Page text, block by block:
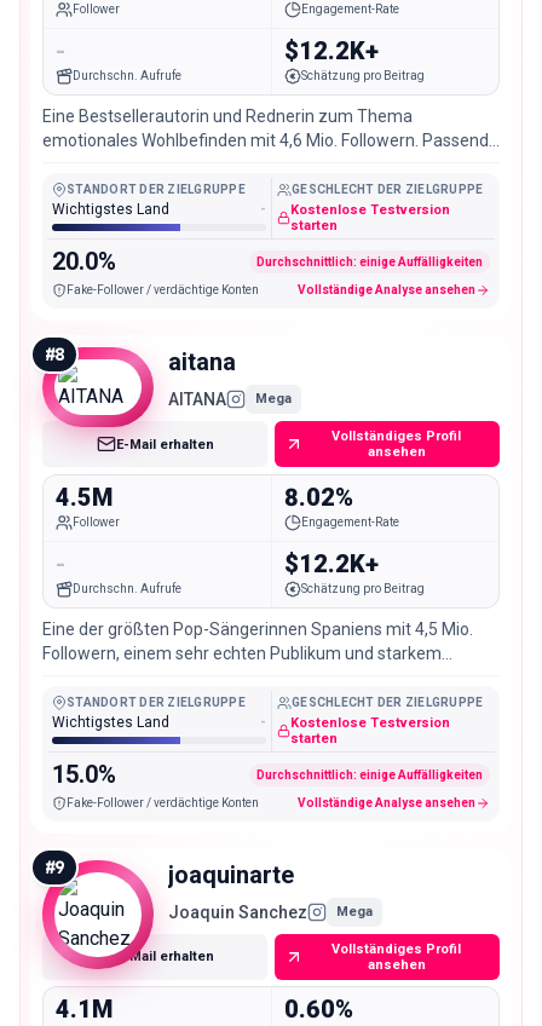
Follower Engagement-Rate
-
Durchschn. Aufrufe
$12.2K+
Schätzung pro Beitrag
Eine Bestsellerautorin und Rednerin zum Thema
emotionales Wohlbefinden mit 4,6 Mio. Followern. Passend
ruhigeren, weniger produktorientierten Publikum.
STANDORT DER ZIELGRUPPE
Wichtigstes Land -
GESCHLECHT DER ZIELGRUPPE
Kostenlose Testversion
starten
20.0% Durchschnittlich: einige Auffälligkeiten
Fake-Follower / verdächtige Konten Vollständige Analyse ansehen
#8 aitana
AITANA Mega
E-Mail erhalten
Vollständiges Profil
ansehen
4.5M
Follower
8.02%
Engagement-Rate
-
Durchschn. Aufrufe
$12.2K+
Schätzung pro Beitrag
Eine der größten Pop-Sängerinnen Spaniens mit 4,5 Mio.
Followern, einem sehr echten Publikum und starkem
Kampagnen.
STANDORT DER ZIELGRUPPE
Wichtigstes Land -
GESCHLECHT DER ZIELGRUPPE
Kostenlose Testversion
starten
15.0% Durchschnittlich: einige Auffälligkeiten
Fake-Follower / verdächtige Konten Vollständige Analyse ansehen
#9 joaquinarte
Joaquin Sanchez Mega
E-Mail erhalten
Vollständiges Profil
ansehen
4.1M 0.60%